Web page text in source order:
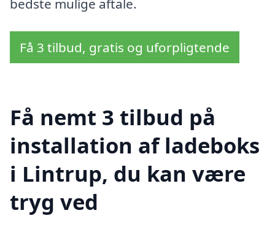
Få 3 tilbud, gratis og uforpligtende
Få nemt 3 tilbud på
installation af ladeboks
i Lintrup, du kan være
tryg ved